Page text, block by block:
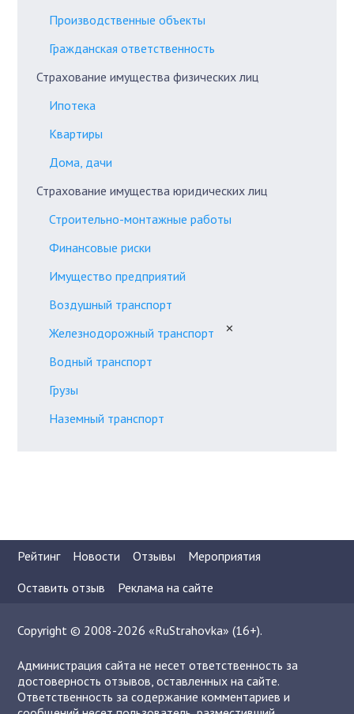
Производственные объекты
Гражданская ответственность
Страхование имущества физических лиц
Ипотека
Квартиры
Дома, дачи
Страхование имущества юридических лиц
Строительно-монтажные работы
Финансовые риски
Имущество предприятий
Воздушный транспорт
Железнодорожный транспорт
✕
Водный транспорт
Грузы
Наземный транспорт
Рейтинг Новости Отзывы
Мероприятия
Оставить отзыв
Реклама на сайте
Copyright © 2008-2026 «RuStrahovka» (16+).
Администрация сайта не несет ответственность за
достоверность отзывов, оставленных на сайте.
Ответственность за содержание комментариев и